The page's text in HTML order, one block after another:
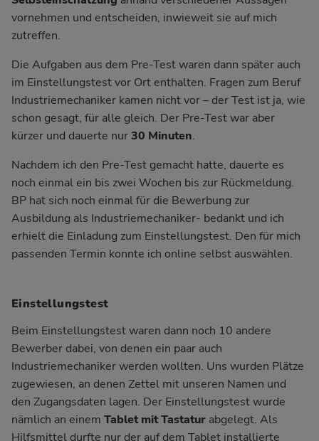
vornehmen und entscheiden, inwieweit sie auf mich
zutreffen.
Die Aufgaben aus dem Pre-Test waren dann später auch
im Einstellungstest vor Ort enthalten. Fragen zum Beruf
Industriemechaniker kamen nicht vor – der Test ist ja, wie
schon gesagt, für alle gleich. Der Pre-Test war aber
kürzer und dauerte nur30 Minuten.
Nachdem ich den Pre-Test gemacht hatte, dauerte es
noch einmal ein bis zwei Wochen bis zur Rückmeldung.
BP hat sich noch einmal für die Bewerbung zur
Ausbildung als Industriemechaniker- bedankt und ich
erhielt die Einladung zum Einstellungstest. Den für mich
passenden Termin konnte ich online selbst auswählen.
Einstellungstest
Beim Einstellungstest waren dann noch 10 andere
Bewerber dabei, von denen ein paar auch
Industriemechaniker werden wollten. Uns wurden Plätze
zugewiesen, an denen Zettel mit unseren Namen und
den Zugangsdaten lagen. Der Einstellungstest wurde
nämlich an einem Tablet mit Tastatur abgelegt. Als
Hilfsmittel durfte nur der auf dem Tablet installierte